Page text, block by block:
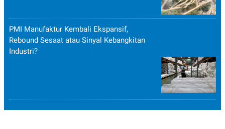
PMI Manufaktur Kembali Ekspansif,
Rebound Sesaat atau Sinyal Kebangkitan
Industri?